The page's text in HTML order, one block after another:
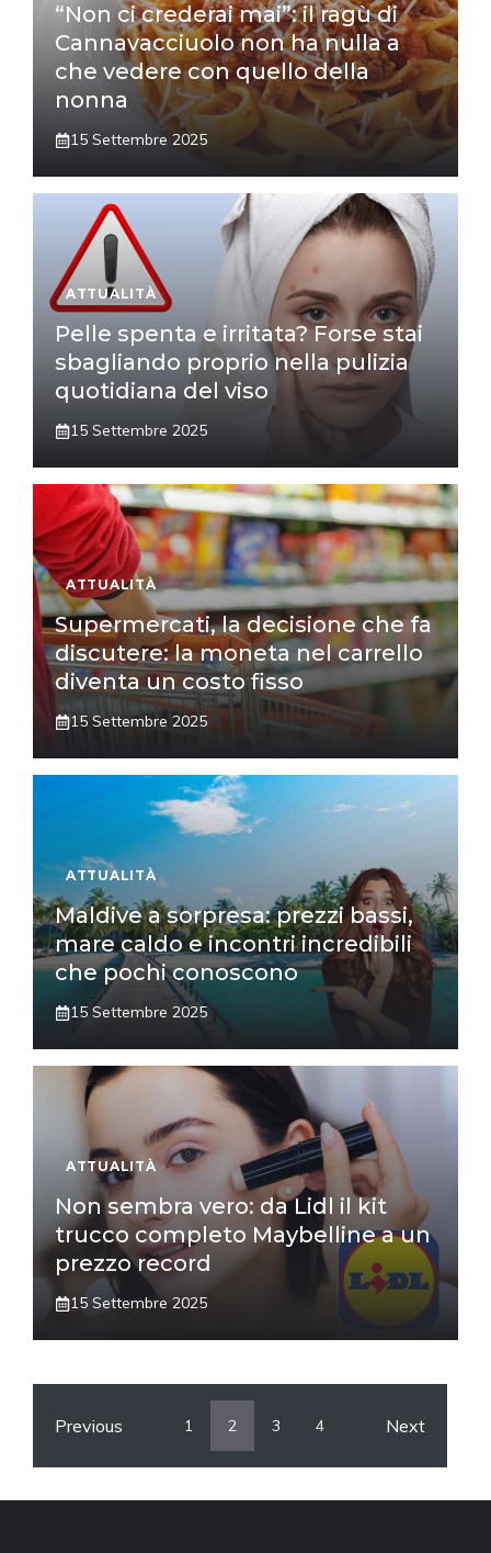
“Non ci crederai mai”: il ragù di
Cannavacciuolo non ha nulla a
che vedere con quello della
nonna
15 Settembre 2025
ATTUALITÀ
Pelle spenta e irritata? Forse stai
sbagliando proprio nella pulizia
quotidiana del viso
15 Settembre 2025
ATTUALITÀ
Supermercati, la decisione che fa
discutere: la moneta nel carrello
diventa un costo fisso
15 Settembre 2025
ATTUALITÀ
Maldive a sorpresa: prezzi bassi,
mare caldo e incontri incredibili
che pochi conoscono
15 Settembre 2025
ATTUALITÀ
Non sembra vero: da Lidl il kit
trucco completo Maybelline a un
prezzo record
15 Settembre 2025
Previous 1 2 3 4 Next